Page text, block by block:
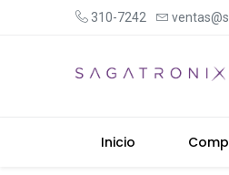
310-7242
Inicio